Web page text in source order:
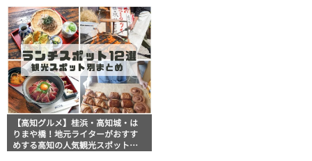
【高知グルメ】桂浜・高知城・は
りまや橋！地元ライターがおすす
めする高知の人気観光スポット周